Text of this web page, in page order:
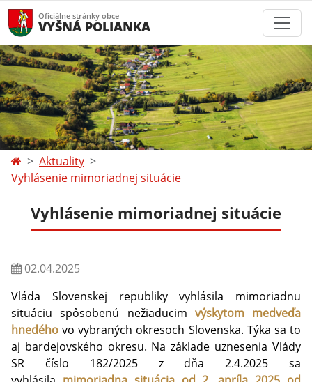
Oficiálne stránky obce
VYŠNÁ POLIANKA
Aktuality
Vyhlásenie mimoriadnej situácie
Vyhlásenie mimoriadnej situácie
02.04.2025
Vláda Slovenskej republiky vyhlásila mimoriadnu
situáciu spôsobenú nežiaducim výskytom medveďa
hnedého vo vybraných okresoch Slovenska. Týka sa to
aj bardejovského okresu. Na základe uznesenia Vlády
SR číslo 182/2025 z dňa 2.4.2025 sa